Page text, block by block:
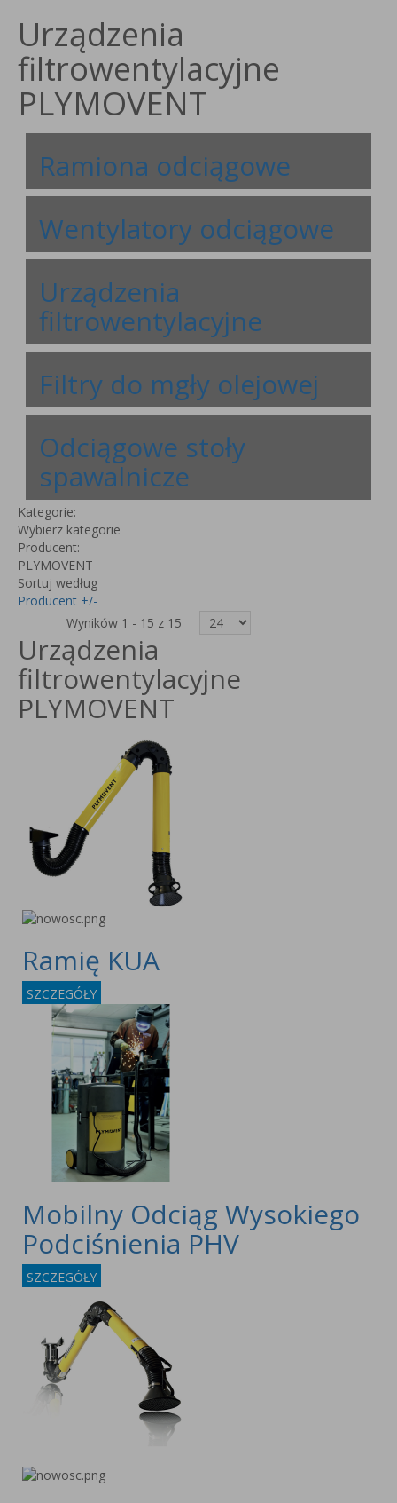
Urządzenia
filtrowentylacyjne
PLYMOVENT
Ramiona odciągowe
Wentylatory odciągowe
Urządzenia
filtrowentylacyjne
Filtry do mgły olejowej
Odciągowe stoły
spawalnicze
Kategorie:
Wybierz kategorie
Producent:
PLYMOVENT
Sortuj według
Producent +/-
Wyników 1 - 15 z 15
Urządzenia
filtrowentylacyjne
PLYMOVENT
Ramię KUA
SZCZEGÓŁY
Mobilny Odciąg Wysokiego
Podciśnienia PHV
SZCZEGÓŁY